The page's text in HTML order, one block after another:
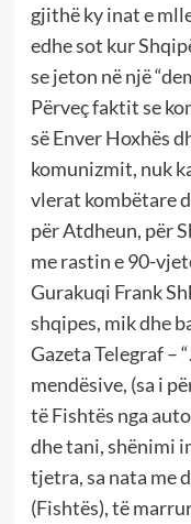
gjithë ky inat e
edhe sot kur
se jeton në një
Përveç faktit se
së Enver Hoxhës
komunizmit, nuk
vlerat kombëtare
për Atdheun, për
me rastin e 90-
Gurakuqi Frank
shqipes, mik dhe
Gazeta Telegraf –
mendësive, (sa i
të Fishtës nga
dhe tani, shënimi
tjetra, sa nata me
(Fishtës), të